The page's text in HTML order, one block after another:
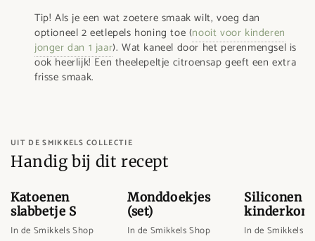
Tip! Als je een wat zoetere smaak wilt, voeg dan
optioneel 2 eetlepels honing toe (nooit voor kinderen
jonger dan 1 jaar). Wat kaneel door het perenmengsel is
ook heerlijk! Een theelepeltje citroensap geeft een extra
frisse smaak.
UIT DE SMIKKELS COLLECTIE
Handig bij dit recept
Katoenen
slabbetje S
In de Smikkels Shop
Monddoekjes
(set)
In de Smikkels Shop
Siliconen
In de Smikkels